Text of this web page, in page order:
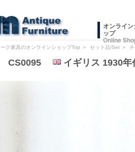
オンライ
ップ
Online
ク家具のオンラインショップTop ＞ セット品/Set ＞
CS0095 イギリス 1930